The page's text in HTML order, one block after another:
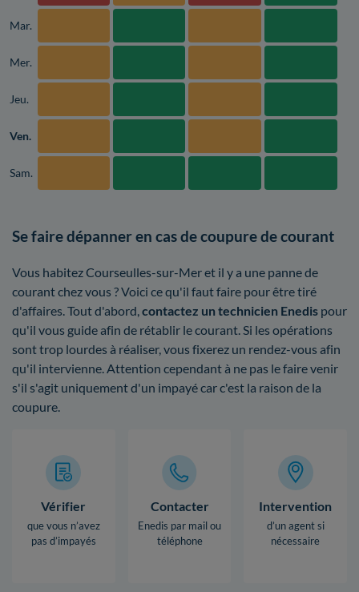
Mar.
Mer.
Jeu.
Ven.
Sam.
Se faire dépanner en cas de coupure de courant
Vous habitez Courseulles-sur-Mer et il y a une panne de
courant chez vous ? Voici ce qu'il faut faire pour être tiré
d'affaires. Tout d'abord, contactez un technicien Enedis pour
qu'il vous guide afin de rétablir le courant. Si les opérations
sont trop lourdes à réaliser, vous fixerez un rendez-vous afin
qu'il intervienne. Attention cependant à ne pas le faire venir
s'il s'agit uniquement d'un impayé car c'est la raison de la
coupure.
Vérifier
que vous n’avez
pas d’impayés
Contacter
Enedis par mail ou
téléphone
Intervention
d’un agent si
nécessaire